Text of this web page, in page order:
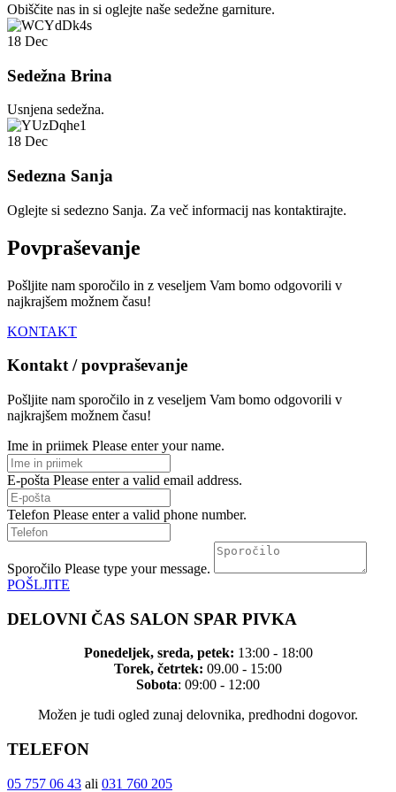
Obiščite nas in si oglejte naše sedežne garniture.
18 Dec
Sedežna Brina
Usnjena sedežna.
18 Dec
Sedezna Sanja
Oglejte si sedezno Sanja. Za več informacij nas kontaktirajte.
Povpraševanje
Pošljite nam sporočilo in z veseljem Vam bomo odgovorili v
najkrajšem možnem času!
KONTAKT
Kontakt / povpraševanje
Pošljite nam sporočilo in z veseljem Vam bomo odgovorili v
najkrajšem možnem času!
Ime in priimek Please enter your name.
E-pošta Please enter a valid email address.
Telefon Please enter a valid phone number.
Sporočilo Please type your message.
POŠLJITE
DELOVNI ČAS SALON SPAR PIVKA
Ponedeljek, sreda, petek: 13:00 - 18:00
Torek, četrtek: 09.00 - 15:00
Sobota: 09:00 - 12:00
Možen je tudi ogled zunaj delovnika, predhodni dogovor.
TELEFON
05 757 06 43 ali 031 760 205